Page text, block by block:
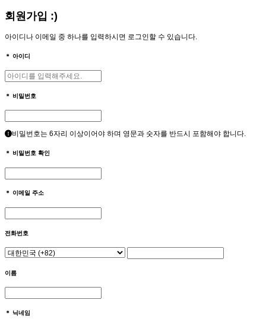
회원가입 :)
아이디나 이메일 중 하나를 입력하시면 로그인할 수 있습니다.
＊ 아이디
＊ 비밀번호
비밀번호는 6자리 이상이어야 하며 영문과 숫자를 반드시 포함해야 합니다.
＊ 비밀번호 확인
＊ 이메일 주소
전화번호
이름
＊ 닉네임